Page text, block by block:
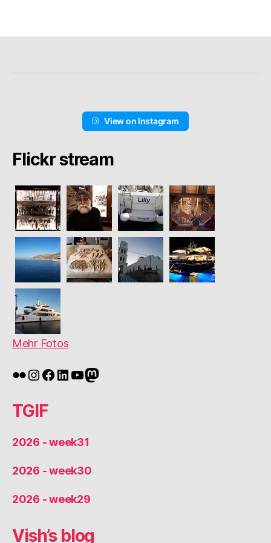
View on Instagram
Flickr stream
Mehr Fotos
Flickr
Instagram
Facebook
LinkedIn
YouTube
Mastodon
TGIF
2026 - week31
2026 - week30
2026 - week29
Vish’s blog